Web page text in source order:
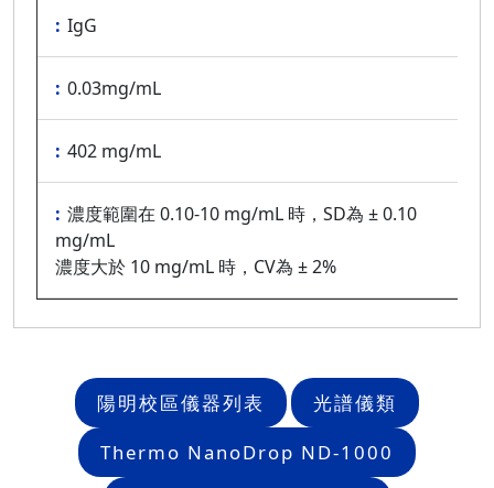
IgG
0.03mg/mL
402 mg/mL
濃度範圍在 0.10-10 mg/mL 時，SD為 ± 0.10
mg/mL
濃度大於 10 mg/mL 時，CV為 ± 2%
陽明校區儀器列表
光譜儀類
Thermo NanoDrop ND-1000